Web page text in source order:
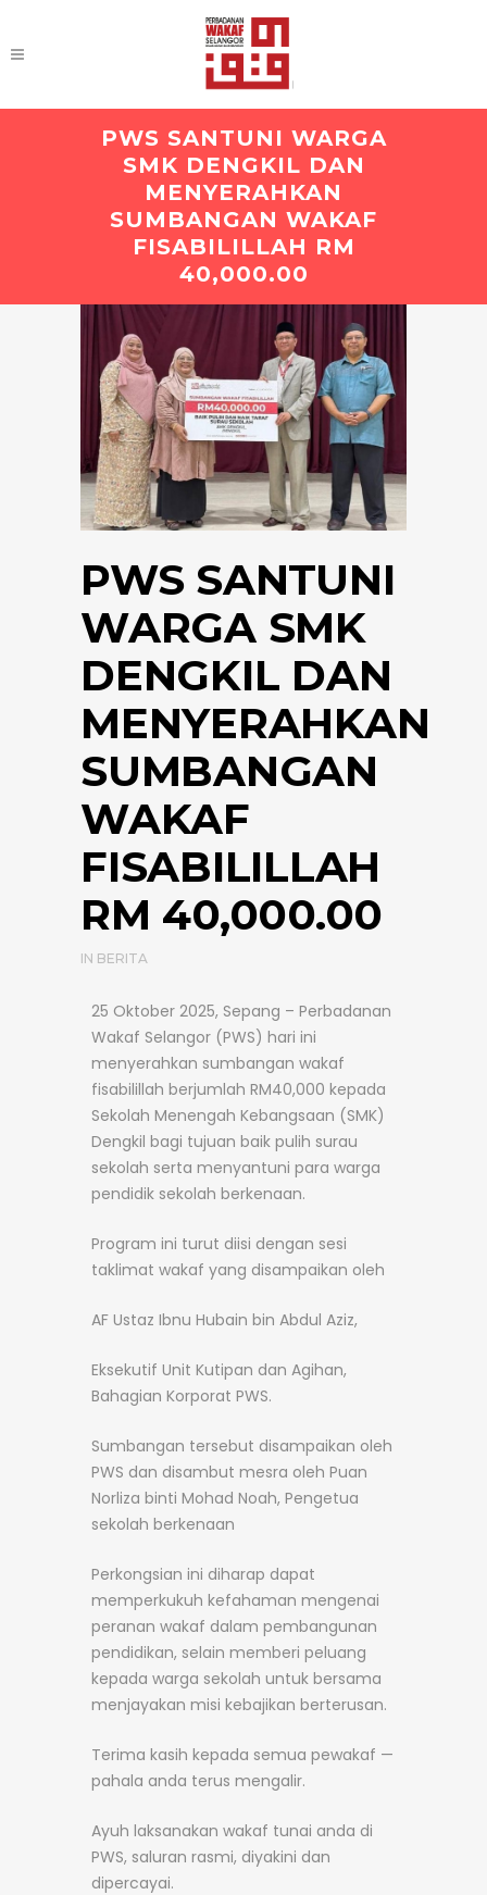
PWS SANTUNI WARGA
SMK DENGKIL DAN
MENYERAHKAN
SUMBANGAN WAKAF
FISABILILLAH RM
40,000.00
PWS SANTUNI
WARGA SMK
DENGKIL DAN
MENYERAHKAN
SUMBANGAN
WAKAF
FISABILILLAH
RM 40,000.00
IN BERITA
25 Oktober 2025, Sepang – Perbadanan
Wakaf Selangor (PWS) hari ini
menyerahkan sumbangan wakaf
fisabilillah berjumlah RM40,000 kepada
Sekolah Menengah Kebangsaan (SMK)
Dengkil bagi tujuan baik pulih surau
sekolah serta menyantuni para warga
pendidik sekolah berkenaan.
Program ini turut diisi dengan sesi
taklimat wakaf yang disampaikan oleh
AF Ustaz Ibnu Hubain bin Abdul Aziz,
Eksekutif Unit Kutipan dan Agihan,
Bahagian Korporat PWS.
Sumbangan tersebut disampaikan oleh
PWS dan disambut mesra oleh Puan
Norliza binti Mohad Noah, Pengetua
sekolah berkenaan
Perkongsian ini diharap dapat
memperkukuh kefahaman mengenai
peranan wakaf dalam pembangunan
pendidikan, selain memberi peluang
kepada warga sekolah untuk bersama
menjayakan misi kebajikan berterusan.
Terima kasih kepada semua pewakaf —
pahala anda terus mengalir.
Ayuh laksanakan wakaf tunai anda di
PWS, saluran rasmi, diyakini dan
dipercayai.